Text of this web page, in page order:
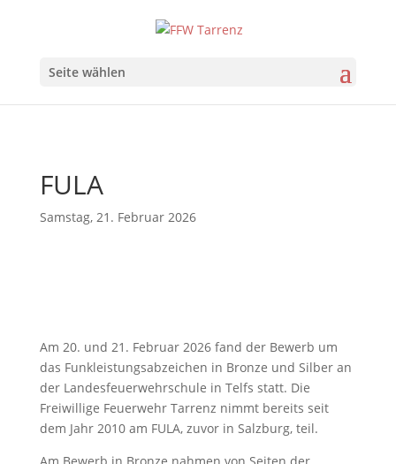
Seite wählen
FULA
Samstag, 21. Februar 2026
Am 20. und 21. Februar 2026 fand der Bewerb um
das Funkleistungsabzeichen in Bronze und Silber an
der Landesfeuerwehrschule in Telfs statt. Die
Freiwillige Feuerwehr Tarrenz nimmt bereits seit
dem Jahr 2010 am FULA, zuvor in Salzburg, teil.